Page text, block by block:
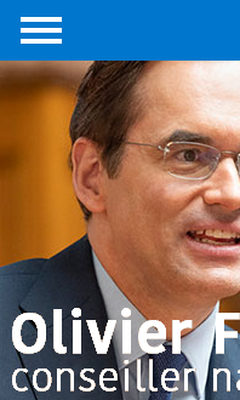
Accueil
Portrait
Interventions
parlementaires
Médias
Livre
Liens
externes